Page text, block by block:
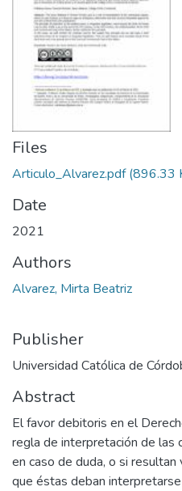
Files
Articulo_Alvarez.pdf(896.33
Date
2021
Authors
Alvarez, Mirta Beatriz
Publisher
Universidad Católica de
Abstract
El favor debitoris en el
regla de interpretación de las
en caso de duda, o si
que éstas deban